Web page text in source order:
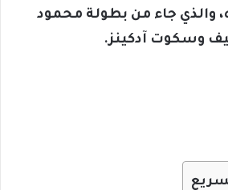
والذي جاء من بطولة محمود
وسكوت آدكينز.